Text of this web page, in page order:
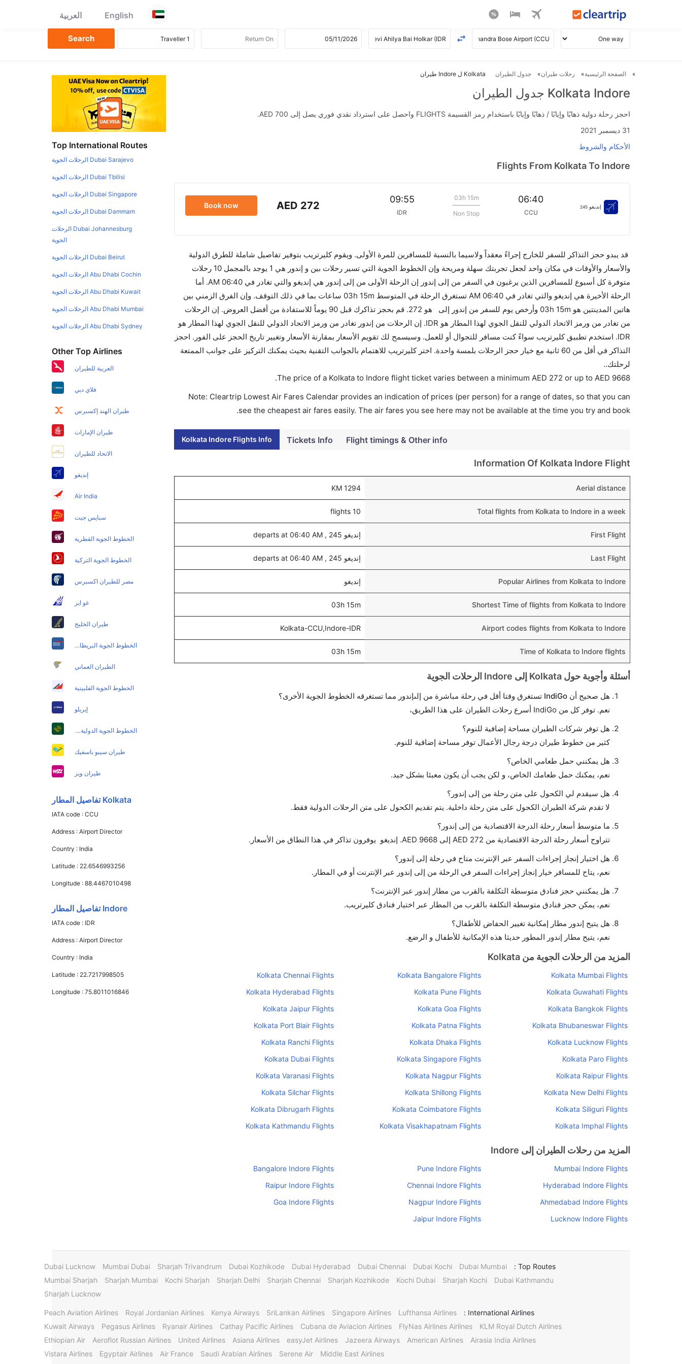
English العربية
الصفحة الرئيسية رحلات طيران جدول الطيران Kolkata ل Indore طيران
Kolkata Indore جدول الطيران
احجز رحلة دولية ذهابًا وإيابًا / ذهابًا وإيابًا باستخدام رمز القسيمة FLIGHTS واحصل على استرداد نقدي فوري يصل إلى AED 700.
31 ديسمبر 2021
الأحكام والشروط
Flights From Kolkata To Indore
إنديغو 245
06:40
CCU
03h 15m
Non Stop
09:55
IDR
AED 272
Book now
قد يبدو حجز التذاكر للسفر للخارج إجراءً معقداً ولاسيما بالنسبة للمسافرين للمرة الأولى. ويقوم كليرتريب بتوفير تفاصيل شاملة للطرق الدولية
والأسعار والأوقات في مكان واحد لجعل تجربتك سهلة ومريحة وإن الخطوط الجوية التي تسير رحلات بين و إندور هي 1 يوجد بالمجمل 10 رحلات
متوفرة كل أسبوع للمسافرين الذين يرغبون في السفر من إلى إندور إن الرحلة الأولى من إلى إندور هي إنديغو والتي تغادر في 06:40 AM. أما
الرحلة الأخيرة هي إنديغو والتي تغادر في 06:40 AM تستغرق الرحلة في المتوسط 03h 15m ساعات بما في ذلك التوقف. وإن الفرق الزمني بين
هاتين المدينتين هو 03h 15m وأرخص يوم للسفر من إندور إلى هو 272. قم بحجز تذاكرك قبل 90 يوماً للاستفادة من أفضل العروض. إن الرحلات
من تغادر من ورمز الاتحاد الدولي للنقل الجوي لهذا المطار هو IDR. إن الرحلات من إندور تغادر من ورمز الاتحاد الدولي للنقل الجوي لهذا المطار هو
IDR. استخدم تطبيق كليرتريب سواءً كنت مسافر للتجوال أو للعمل. وسيسمح لك تقويم الأسعار بمقارنة الأسعار وتغيير تاريخ الحجز على الفور. احجز
التذاكر في أقل من 60 ثانية مع خيار حجز الرحلات بلمسة واحدة. اختر كليرتريب للاهتمام بالجوانب التقنية بحيث يمكنك التركيز على جوانب الممتعة
لرحلتك..
The price of a Kolkata to Indore flight ticket varies between a minimum AED 272 or up to AED 9668
.
Note: Cleartrip Lowest Air Fares Calendar provides an indication of prices (per person) for a range of dates, so that you can
see the cheapest air fares easily. The air fares you see here may not be available at the time you try and book.
Kolkata Indore Flights Info Tickets Info Flight timings & Other info
Information Of Kolkata Indore Flight
Aerial distance
1294 KM
Total flights from Kolkata to Indore in a week
10 flights
First Flight إنديغو 245 , departs at 06:40 AM
Last Flight إنديغو 245 , departs at 06:40 AM
Popular Airlines from Kolkata to Indore إنديغو
Shortest Time of flights from Kolkata to Indore
03h 15m
Airport codes flights from Kolkata to Indore
Kolkata-CCU,Indore-IDR
Time of Kolkata to Indore flights
03h 15m
أسئلة وأجوبة حول Kolkata إلى Indore الرحلات الجوية
هل صحيح أن IndiGo تستغرق وقتا أقل في رحلة مباشرة من إلىإندور مما تستغرقه الخطوط الجوية الأخرى؟
نعم. توفر كل من IndiGo أسرع رحلات الطيران على هذا الطريق،
هل توفر شركات الطيران مساحة إضافية للنوم؟
كثير من خطوط طيران درجة رجال الأعمال توفر مساحة إضافية للنوم.
هل يمكنني حمل طعامي الخاص؟
نعم، يمكنك حمل طعامك الخاص، و لكن يجب أن يكون معبئا بشكل جيد.
هل سيقدم لي الكحول على متن رحلة من إلى إندور؟
لا تقدم شركة الطيران الكحول على متن رحلة داخلية. يتم تقديم الكحول على متن الرحلات الدولية فقط.
ما متوسط أسعار رحلة الدرجة الاقتصادية من إلى إندور؟
تتراوح أسعار رحلة الدرجة الاقتصادية من AED 272 إلى AED 9668. إنديغو يوفرون تذاكر في هذا النطاق من الأسعار.
هل اختيار إنجاز إجراءات السفر عبر الإنترنت متاح في رحلة إلى إندور؟
نعم، يتاح للمسافر خيار إنجاز إجراءات السفر في الرحلة من إلى إندور عبر الإنترنت أو في المطار.
هل يمكنني حجز فنادق متوسطة التكلفة بالقرب من مطار إندور عبر الإنترنت؟
نعم، يمكن حجز فنادق متوسطة التكلفة بالقرب من المطار عبر اختيار فنادق كليرتريب.
هل يتيح إندور مطار إمكانية تغيير الحفاض للأطفال؟
نعم، يتيح مطار إندور المطور حديثا هذه الإمكانية للأطفال و الرضع.
المزيد من الرحلات الجوية من Kolkata
Kolkata Mumbai Flights
Kolkata Bangalore Flights
Kolkata Chennai Flights
Kolkata Guwahati Flights
Kolkata Pune Flights
Kolkata Hyderabad Flights
Kolkata Bangkok Flights
Kolkata Goa Flights
Kolkata Jaipur Flights
Kolkata Bhubaneswar Flights
Kolkata Patna Flights
Kolkata Port Blair Flights
Kolkata Lucknow Flights
Kolkata Dhaka Flights
Kolkata Ranchi Flights
Kolkata Paro Flights
Kolkata Singapore Flights
Kolkata Dubai Flights
Kolkata Raipur Flights
Kolkata Nagpur Flights
Kolkata Varanasi Flights
Kolkata New Delhi Flights
Kolkata Shillong Flights
Kolkata Silchar Flights
Kolkata Siliguri Flights
Kolkata Coimbatore Flights
Kolkata Dibrugarh Flights
Kolkata Imphal Flights
Kolkata Visakhapatnam Flights
Kolkata Kathmandu Flights
المزيد من رحلات الطيران إلى Indore
Mumbai Indore Flights
Pune Indore Flights
Bangalore Indore Flights
Hyderabad Indore Flights
Chennai Indore Flights
Raipur Indore Flights
Ahmedabad Indore Flights
Nagpur Indore Flights
Goa Indore Flights
Lucknow Indore Flights
Jaipur Indore Flights
Top International Routes
Dubai Sarajevo الرحلات الجوية
Dubai Tbilisi الرحلات الجوية
Dubai Singapore الرحلات الجوية
Dubai Dammam الرحلات الجوية
Dubai Johannesburg الرحلات
الجوية
Dubai Beirut الرحلات الجوية
Abu Dhabi Cochin الرحلات الجوية
Abu Dhabi Kuwait الرحلات الجوية
Abu Dhabi Mumbai الرحلات الجوية
Abu Dhabi Sydney الرحلات الجوية
Other Top Airlines
العربية للطيران
فلاي دبي
طيران الهند إكسبرس
طيران الإمارات
الاتحاد للطيران
إنديغو
Air India
سبايس جيت
الخطوط الجوية القطرية
الخطوط الجوية التركية
مصر للطيران اكسبرس
غو اير
طيران الخليج
الخطوط الجوية البريطانية
الطيران العماني
الخطوط الجوية الفلبينية
إيربلو
الخطوط الجوية الدولية الباكستانية
طيران سيبو باسفيك
طيران ويز
Kolkata تفاصيل المطار
IATA code :CCU
Address :Airport Director
Country : India
Latitude : 22.6546993256
Longitude :88.4467010498
Indore تفاصيل المطار
IATA code : IDR
Address :Airport Director
Country : India
Latitude : 22.7217998505
Longitude :75.8011016846
Top Routes :
Dubai Mumbai
Dubai Kochi
Dubai Chennai
Dubai Hyderabad
Dubai Kozhikode
Sharjah Trivandrum
Mumbai Dubai
Dubai Lucknow
Dubai Kathmandu
Sharjah Kochi
Kochi Dubai
Sharjah Kozhikode
Sharjah Chennai
Sharjah Delhi
Kochi Sharjah
Sharjah Mumbai
Mumbai Sharjah
Sharjah Lucknow
International Airlines :
Lufthansa Airlines
Singapore Airlines
SriLankan Airlines
Kenya Airways
Royal Jordanian Airlines
Peach Aviation Airlines
KLM Royal Dutch Airlines
FlyNas Airlines Airlines
Cubana de Aviacion Airlines
Cathay Pacific Airlines
Ryanair Airlines
Pegasus Airlines
Kuwait Airways
Airasia India Airlines
American Airlines
Jazeera Airways
easyJet Airlines
Asiana Airlines
United Airlines
Aeroflot Russian Airlines
Ethiopian Air
Middle East Airlines
Serene Air
Saudi Arabian Airlines
Air France
Egyptair Airlines
Vistara Airlines